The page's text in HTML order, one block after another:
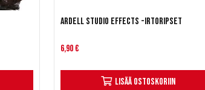
ARDELL Studio Effects -irtoripset
6,90 €
Lisää ostoskoriin